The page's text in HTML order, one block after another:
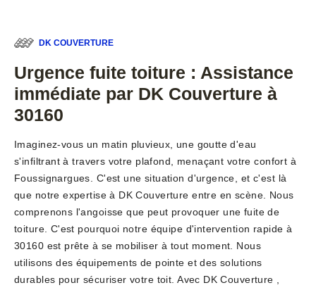
DK COUVERTURE
Urgence fuite toiture : Assistance
immédiate par DK Couverture à
30160
Imaginez-vous un matin pluvieux, une goutte d'eau
s'infiltrant à travers votre plafond, menaçant votre confort à
Foussignargues. C'est une situation d'urgence, et c'est là
que notre expertise à DK Couverture entre en scène. Nous
comprenons l'angoisse que peut provoquer une fuite de
toiture. C'est pourquoi notre équipe d'intervention rapide à
30160 est prête à se mobiliser à tout moment. Nous
utilisons des équipements de pointe et des solutions
durables pour sécuriser votre toit. Avec DK Couverture ,